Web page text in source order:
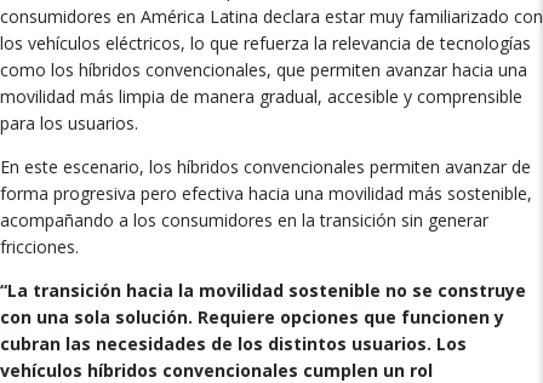
consumidores en América Latina declara estar muy familiarizado con
los vehículos eléctricos, lo que refuerza la relevancia de tecnologías
como los híbridos convencionales, que permiten avanzar hacia una
movilidad más limpia de manera gradual, accesible y comprensible
para los usuarios.
En este escenario, los híbridos convencionales permiten avanzar de
forma progresiva pero efectiva hacia una movilidad más sostenible,
acompañando a los consumidores en la transición sin generar
fricciones.
“La transición hacia la movilidad sostenible no se construye
con una sola solución. Requiere opciones que funcionen y
cubran las necesidades de los distintos usuarios. Los
vehículos híbridos convencionales cumplen un rol